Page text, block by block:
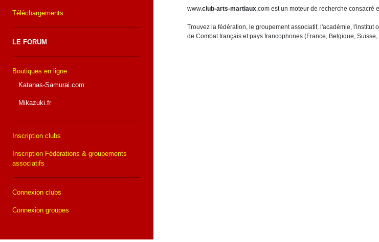
Téléchargements
LE FORUM
Boutiques en ligne
Katanas-Samurai.com
Mikazuki.fr
Inscription clubs
Inscription Fédérations & groupements
associatifs
Connexion clubs
Connexion groupes
www.club-arts-martiaux.com est un moteur de recherche consacré
Trouvez la fédération, le groupement associatif, l'académie,
de Combat français et pays francophones (France, Belgique,